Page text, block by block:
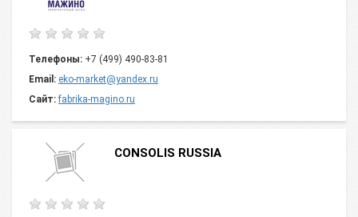
Телефоны: +7 (499) 490-83-81
Email: eko-market@yandex.ru
Сайт: fabrika-magino.ru
CONSOLIS RUSSIA